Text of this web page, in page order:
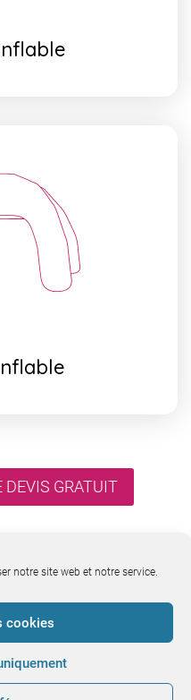
notre site web et notre service.
cookies
DEVIS GRATUIT